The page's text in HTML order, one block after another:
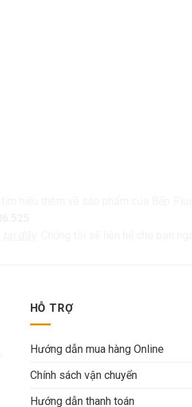
HỖ TRỢ
Hướng dẫn mua hàng Online
Chính sách vận chuyển
Hướng dẫn thanh toán